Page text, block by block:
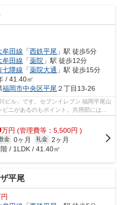
牟田線 「西鉄平尾 」駅 徒歩5分
牟田線 「薬院 」駅 徒歩12分
七隈線 「薬院大通 」駅 徒歩15分
/ 41.40㎡
福岡市中央区平尾２丁目13-26
ビル」です。セブンイレブン 福岡平尾山
ニがあるのもポイント。共用部にはエ
備...
万円 (管理費等：5,500円 )
金 0ヶ月 礼金
2ヶ月
/ 1LDK / 41.40㎡
平尾